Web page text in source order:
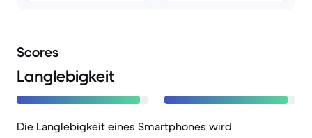
Scores
Langlebigkeit
Die Langlebigkeit eines Smartphones wird